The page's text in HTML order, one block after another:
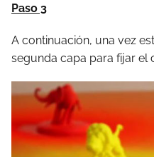
Paso 3
A continuación, una vez
segunda capa para fijar el